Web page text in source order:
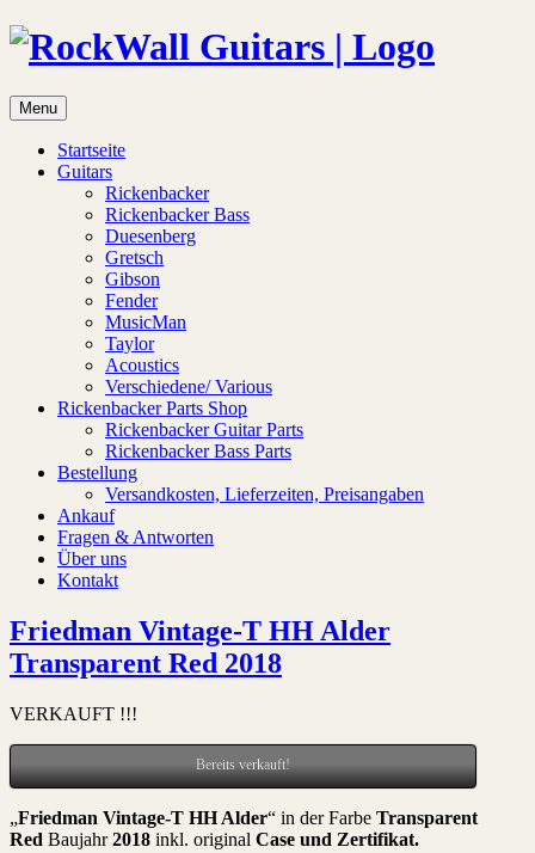
Menu
Startseite
Guitars
Rickenbacker
Rickenbacker Bass
Duesenberg
Gretsch
Gibson
Fender
MusicMan
Taylor
Acoustics
Verschiedene/ Various
Rickenbacker Parts Shop
Rickenbacker Guitar Parts
Rickenbacker Bass Parts
Bestellung
Versandkosten, Lieferzeiten, Preisangaben
Ankauf
Fragen & Antworten
Über uns
Kontakt
Friedman Vintage-T HH Alder
Transparent Red 2018
VERKAUFT !!!
Bereits verkauft!
„Friedman Vintage-T HH Alder“ in der Farbe Transparent
Red Baujahr2018 inkl. original Case und Zertifikat.